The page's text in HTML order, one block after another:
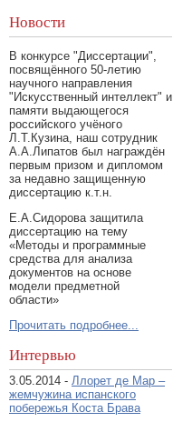
Новости
В конкурсе "Диссертации",
посвящённого 50-летию
научного направления
"Искусственный интеллект" и
памяти выдающегося
российского учёного
Л.Т.Кузина, наш сотрудник
А.А.Липатов был награждён
первым призом и дипломом
за недавно защищенную
диссертацию к.т.н.
Е.А.Сидорова защитила
диссертацию на тему
«Методы и программные
средства для анализа
документов на основе
модели предметной
области»
Прочитать подробнее...
Интервью
3.05.2014 - Ллорет де Мар –
жемчужина испанского
побережья Коста Брава